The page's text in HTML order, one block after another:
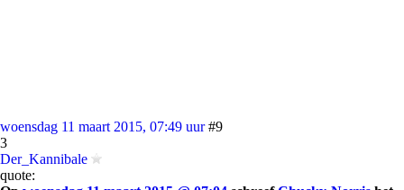
woensdag 11 maart 2015, 07:49 uur #9
3
Der_Kannibale
quote: